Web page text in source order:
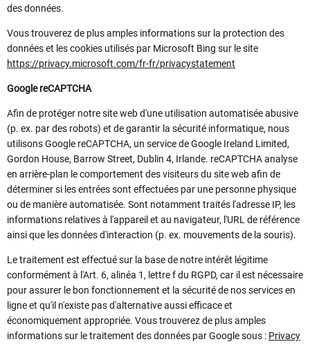
des données.
Vous trouverez de plus amples informations sur la protection des
données et les cookies utilisés par Microsoft Bing sur le site
https://privacy.microsoft.com/fr-fr/privacystatement
Google reCAPTCHA
Afin de protéger notre site web d'une utilisation automatisée abusive
(p. ex. par des robots) et de garantir la sécurité informatique, nous
utilisons Google reCAPTCHA, un service de Google Ireland Limited,
Gordon House, Barrow Street, Dublin 4, Irlande. reCAPTCHA analyse
en arrière-plan le comportement des visiteurs du site web afin de
déterminer si les entrées sont effectuées par une personne physique
ou de manière automatisée. Sont notamment traités l'adresse IP, les
informations relatives à l'appareil et au navigateur, l'URL de référence
ainsi que les données d'interaction (p. ex. mouvements de la souris).
Le traitement est effectué sur la base de notre intérêt légitime
conformément à l'Art. 6, alinéa 1, lettre f du RGPD, car il est nécessaire
pour assurer le bon fonctionnement et la sécurité de nos services en
ligne et qu'il n'existe pas d'alternative aussi efficace et
économiquement appropriée. Vous trouverez de plus amples
informations sur le traitement des données par Google sous : Privacy